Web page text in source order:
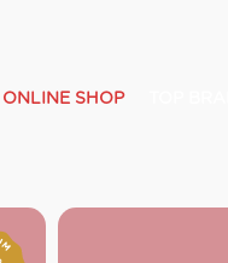
ONLINE SHOP